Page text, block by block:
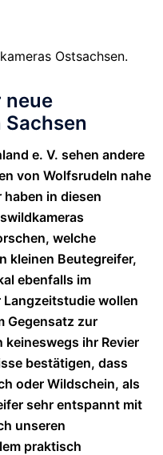
Ostsachsen.
neue
e. V. sehen andere
von Wolfsrudeln nahe
in diesen
welche
kleinen Beutegreifer,
ebenfalls im
wollen
Gegensatz zur
keineswegs ihr Revier
bestätigen, dass
oder Wildschein, als
sehr entspannt mit
unseren
praktisch